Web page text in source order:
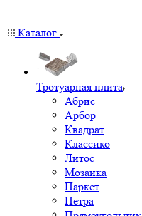
Каталог
Тротуарная плита
Абрис
Арбор
Квадрат
Классико
Литос
Мозаика
Паркет
Петра